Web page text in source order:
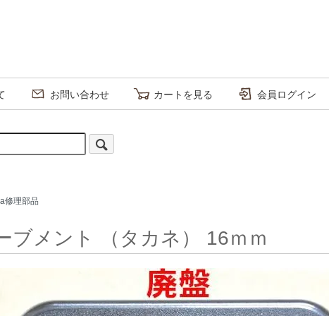
お問い合わせ カートを見る 会員ログイン
修理部品
ブメント （タカネ） 16ｍｍ